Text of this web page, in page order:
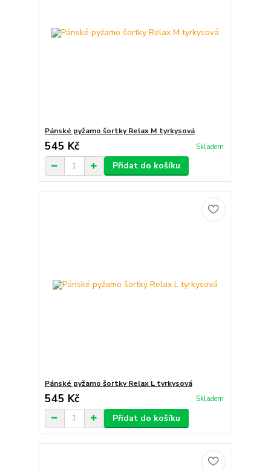
Pánské pyžamo šortky Relax M tyrkysová
545 Kč Skladem
Přidat do košíku
Pánské pyžamo šortky Relax L tyrkysová
545 Kč Skladem
Přidat do košíku